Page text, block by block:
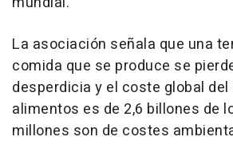
La asociación señala que una
comida que se produce se
desperdicia y el coste global
alimentos es de 2,6 billones de
millones son de costes